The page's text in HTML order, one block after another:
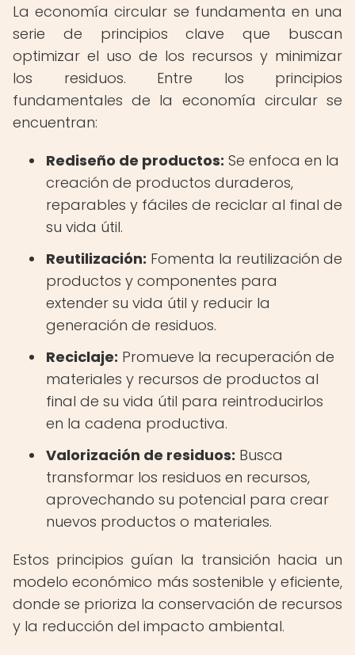
La economía circular se fundamenta en una
serie de principios clave que buscan
optimizar el uso de los recursos y minimizar
los residuos. Entre los principios
fundamentales de la economía circular se
encuentran:
Rediseño de productos: Se enfoca en la
creación de productos duraderos,
reparables y fáciles de reciclar al final de
su vida útil.
Reutilización: Fomenta la reutilización de
productos y componentes para
extender su vida útil y reducir la
generación de residuos.
Reciclaje: Promueve la recuperación de
materiales y recursos de productos al
final de su vida útil para reintroducirlos
en la cadena productiva.
Valorización de residuos: Busca
transformar los residuos en recursos,
aprovechando su potencial para crear
nuevos productos o materiales.
Estos principios guían la transición hacia un
modelo económico más sostenible y eficiente,
donde se prioriza la conservación de recursos
y la reducción del impacto ambiental.